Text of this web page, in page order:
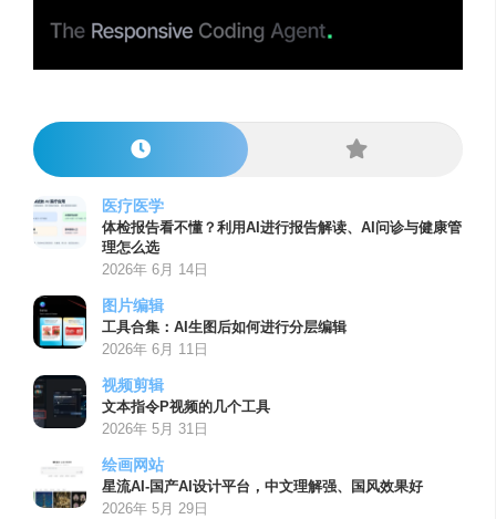
医疗医学
体检报告看不懂？利用AI进行报告解读、AI问诊与健康管
理怎么选
2026年 6月 14日
图片编辑
工具合集：AI生图后如何进行分层编辑
2026年 6月 11日
视频剪辑
文本指令P视频的几个工具
2026年 5月 31日
绘画网站
星流AI-国产AI设计平台，中文理解强、国风效果好
2026年 5月 29日